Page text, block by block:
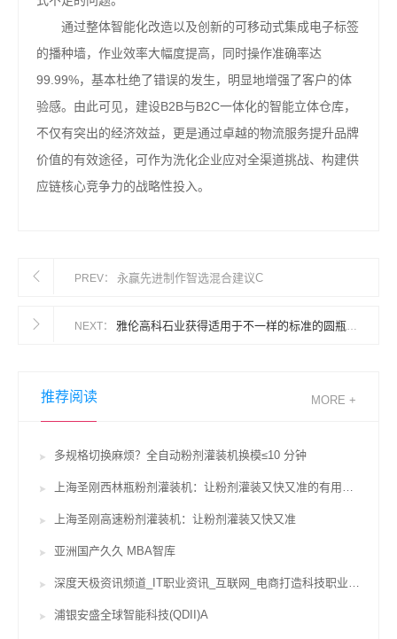
通过整体智能化改造以及创新的可移动式集成电子标签
的播种墙，作业效率大幅度提高，同时操作准确率达
99.99%，基本杜绝了错误的发生，明显地增强了客户的体
验感。由此可见，建设B2B与B2C一体化的智能立体仓库，
不仅有突出的经济效益，更是通过卓越的物流服务提升品牌
价值的有效途径，可作为洗化企业应对全渠道挑战、构建供
应链核心竞争力的战略性投入。
PREV： 永赢先进制作智选混合建议C
NEXT： 雅伦高科石业获得适用于不一样的标准的圆瓶贴标机专利可对瓶子外侧进行整理
推荐阅读 MORE +
多规格切换麻烦？全自动粉剂灌装机换模≤10 分钟
上海圣刚西林瓶粉剂灌装机：让粉剂灌装又快又准的有用辅佐
上海圣刚高速粉剂灌装机：让粉剂灌装又快又准
亚洲国产久久 MBA智库
深度天极资讯频道_IT职业资讯_互联网_电商打造科技职业威望坐看途径风云变迁
浦银安盛全球智能科技(QDII)A